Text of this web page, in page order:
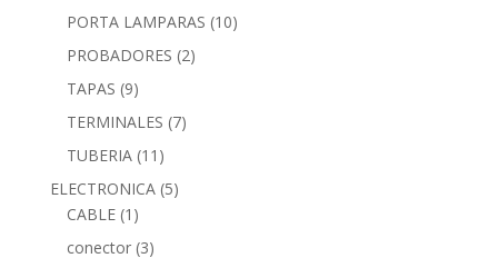
PORTA LAMPARAS (10)
PROBADORES (2)
TAPAS (9)
TERMINALES (7)
TUBERIA (11)
ELECTRONICA (5)
CABLE (1)
conector (3)